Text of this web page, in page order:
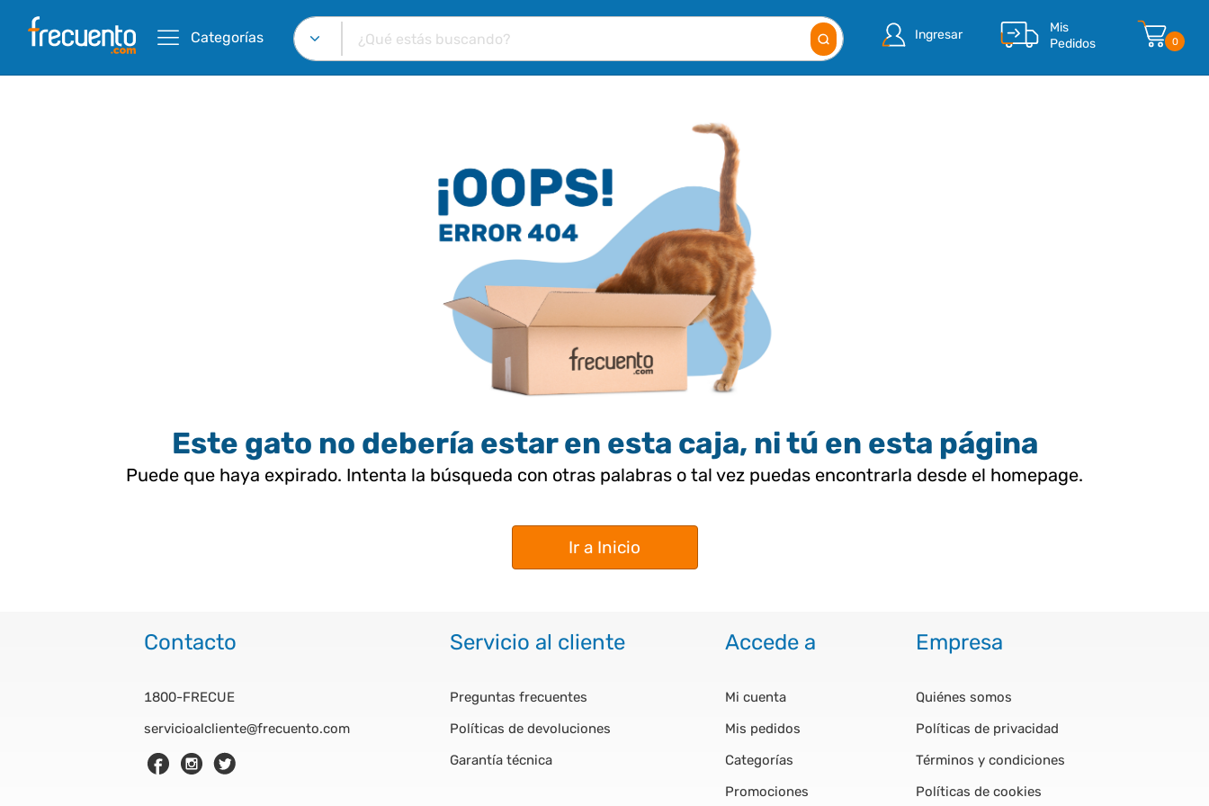
Categorías Ingresar
Mis
Pedidos
0
Este gato no debería estar en esta caja, ni tú en esta página
Puede que haya expirado. Intenta la búsqueda con otras palabras o tal vez puedas encontrarla desde el homepage.
Ir a Inicio
Contacto
1800-FRECUE
servicioalcliente@frecuento.com
Servicio al cliente
Preguntas frecuentes
Políticas de devoluciones
Garantía técnica
Accede a
Mi cuenta
Mis pedidos
Categorías
Promociones
Empresa
Quiénes somos
Políticas de privacidad
Términos y condiciones
Políticas de cookies